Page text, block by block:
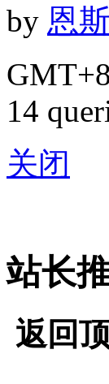
by 恩
14
关闭
站长
返回